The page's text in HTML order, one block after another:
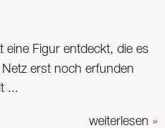
eine Figur entdeckt, die es
erst noch erfunden
...
weiterlesen »